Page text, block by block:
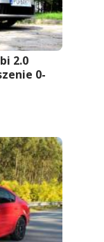
2.0
0-